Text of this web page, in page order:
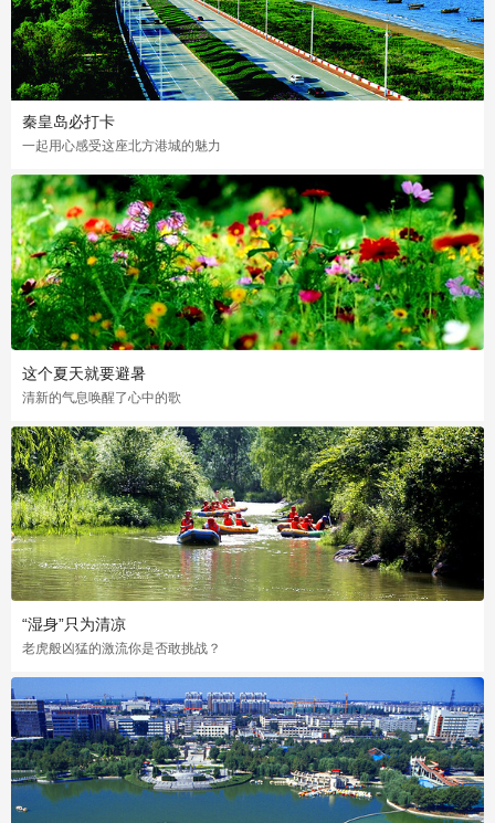
秦皇岛必打卡
一起用心感受这座北方港城的魅力
这个夏天就要避暑
清新的气息唤醒了心中的歌
“湿身”只为清凉
老虎般凶猛的激流你是否敢挑战？